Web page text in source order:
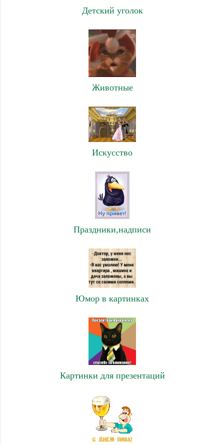
Детский уголок
Животные
Искусство
Праздники,надписи
Юмор в картинках
Картинки для презентаций